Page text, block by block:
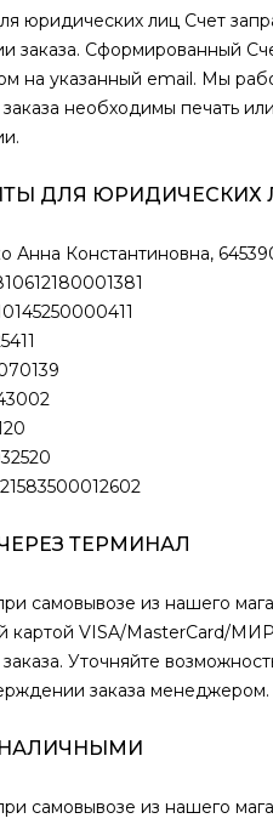
юридических лиц Счет
заказа. Сформированный
на указанный email. Мы
необходимы печать
ДЛЯ ЮРИДИЧЕСКИХ
Константиновна,
ТЕРМИНАЛ
самовывозе из нашего
картой VISA/MasterCard/
Уточняйте
заказа менеджером.
самовывозе из нашего